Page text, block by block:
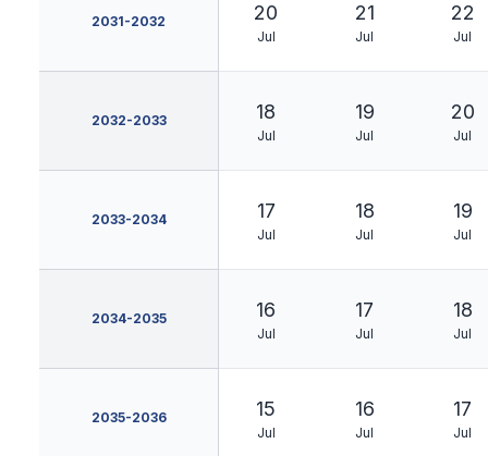
2031-2032 20
Jul
21
Jul
22
Jul
2032-2033 18
Jul
19
Jul
20
Jul
2033-2034 17
Jul
18
Jul
19
Jul
2034-2035 16
Jul
17
Jul
18
Jul
2035-2036 15
Jul
16
Jul
17
Jul